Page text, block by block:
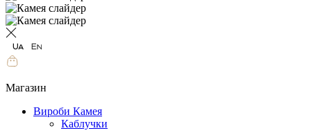
Магазин
Вироби Камея
Каблучки